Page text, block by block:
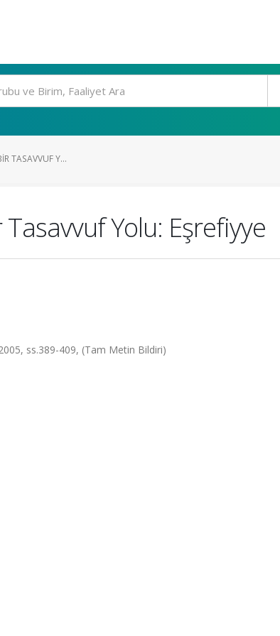
TASAVVUF Y...
Yolu: Eşrefiyye
ss.389-409, (Tam Metin Bildiri)